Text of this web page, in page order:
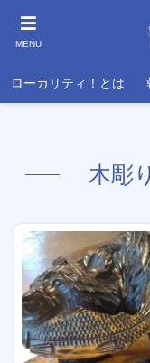
MENU
ローカリティ！とは
木彫